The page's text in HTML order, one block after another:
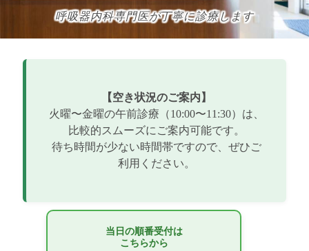
呼吸器内科専門医が丁寧に診療します
【空き状況のご案内】
火曜〜金曜の午前診療（10:00〜11:30）は、
比較的スムーズにご案内可能です。
待ち時間が少ない時間帯ですので、ぜひご
利用ください。
当日の順番受付は
こちらから